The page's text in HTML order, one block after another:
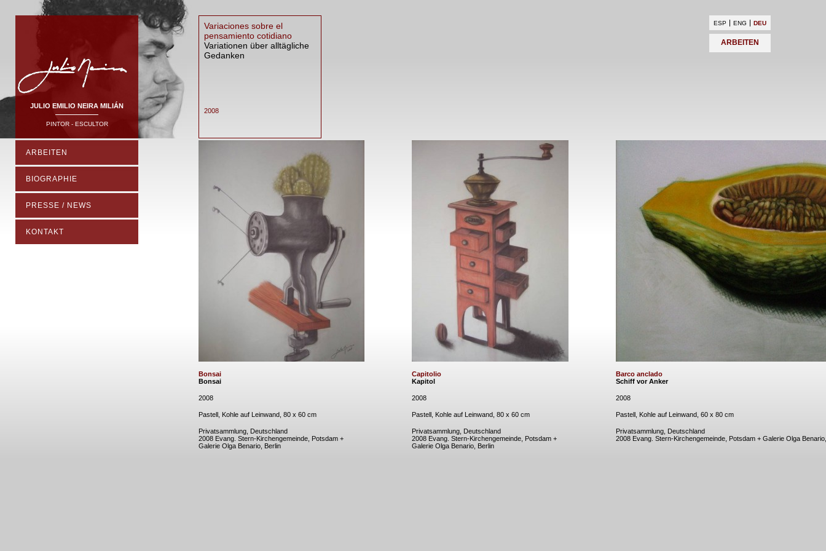
ARBEITEN
2008
Variaciones sobre el
pensamiento cotidiano
Variationen über alltägliche
Gedanken
Bonsai
Bonsai
2008
Pastell, Kohle auf Leinwand, 80 x 60 cm
Privatsammlung, Deutschland
2008 Evang. Stern-Kirchengemeinde, Potsdam +
Galerie Olga Benario, Berlin
Capitolio
Kapitol
2008
Pastell, Kohle auf Leinwand, 80 x 60 cm
Privatsammlung, Deutschland
2008 Evang. Stern-Kirchengemeinde, Potsdam +
Galerie Olga Benario, Berlin
Barco anclado
Schiff vor Anker
2008
Pastell, Kohle auf Leinwand, 60 x 80 cm
Privatsammlung, Deutschland
2008 Evang. Stern-Kirchengemeinde, Potsdam + Galerie Olga
JULIO EMILIO NEIRA MILIÁN
PINTOR - ESCULTOR
ARBEITEN
BIOGRAPHIE
PRESSE / NEWS
KONTAKT
ESP ENG DEU